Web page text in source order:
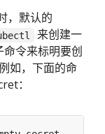
，默认的
来创建一
命令来标明要创
如，下面的命
：